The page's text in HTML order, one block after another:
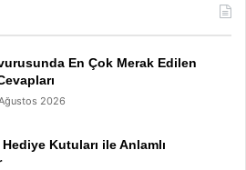
En Çok Merak Edilen
2026
Kutuları ile Anlamlı